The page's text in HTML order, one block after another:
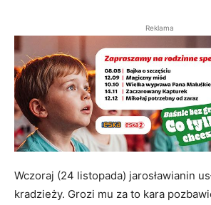
Reklama
Wczoraj (24 listopada) jarosławianin
kradzieży. Grozi mu za to kara